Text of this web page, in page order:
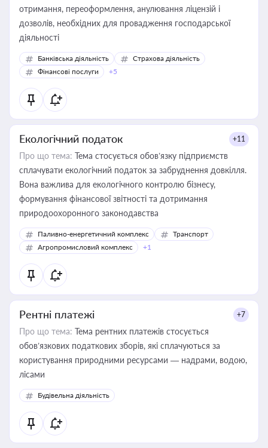
отримання, переоформлення, анулювання ліцензій і
дозволів, необхідних для провадження господарської
діяльності
Банківська діяльність
Страхова діяльність
Фінансові послуги
+5
Екологічний податок +11
Про що тема: Тема стосується обов’язку підприємств
сплачувати екологічний податок за забруднення довкілля.
Вона важлива для екологічного контролю бізнесу,
формування фінансової звітності та дотримання
природоохоронного законодавства
Паливно-енергетичний комплекс
Транспорт
Агропромисловий комплекс
+1
Рентні платежі +7
Про що тема: Тема рентних платежів стосується
обов’язкових податкових зборів, які сплачуються за
користування природними ресурсами — надрами, водою,
лісами
Будівельна діяльність